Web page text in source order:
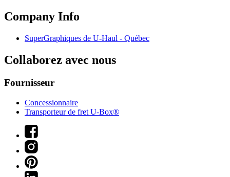
Company Info
SuperGraphiques de U-Haul - Québec
Collaborez avec nous
Fournisseur
Concessionnaire
Transporteur de fret U-Box®